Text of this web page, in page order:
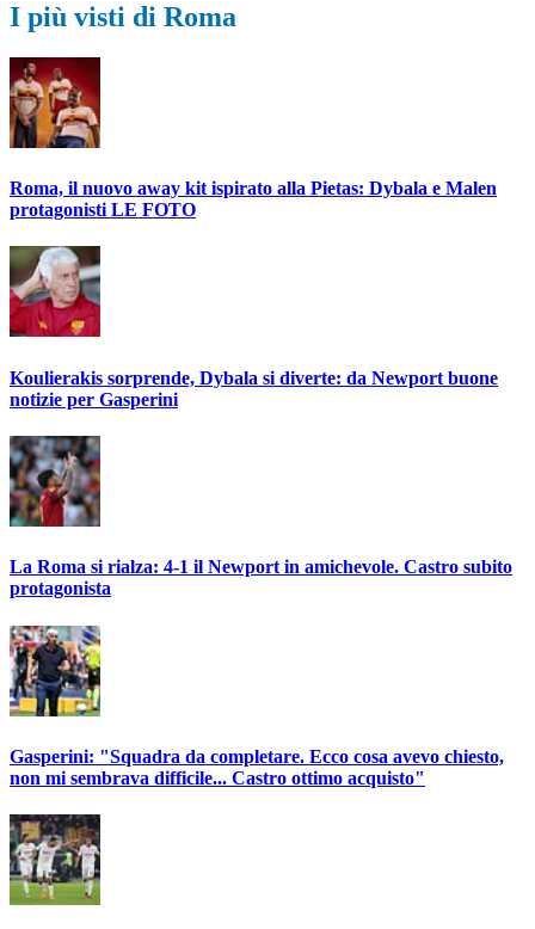
I più visti di Roma
Roma, il nuovo away kit ispirato alla Pietas: Dybala e Malen
protagonisti LE FOTO
Koulierakis sorprende, Dybala si diverte: da Newport buone
notizie per Gasperini
La Roma si rialza: 4-1 il Newport in amichevole. Castro subito
protagonista
Gasperini: "Squadra da completare. Ecco cosa avevo chiesto,
non mi sembrava difficile... Castro ottimo acquisto"